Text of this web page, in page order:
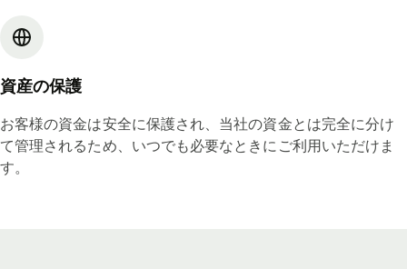
資産の保護
お客様の資金は安全に保護され、当社の資金とは完全に分け
て管理されるため、いつでも必要なときにご利用いただけま
す。